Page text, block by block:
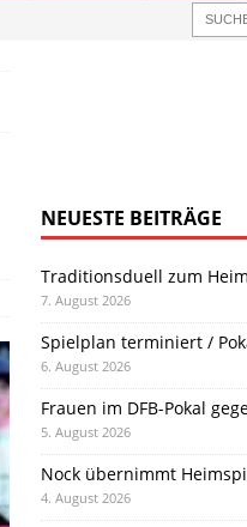
NEUESTE BEITRÄGE
Traditionsduell zum
7. August 2026
Spielplan terminiert /
6. August 2026
Frauen im DFB-Pokal
5. August 2026
Nock übernimmt
4. August 2026